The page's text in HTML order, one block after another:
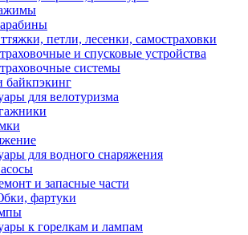
петли, лесенки, самостраховки
и спусковые устройства
системы
байкпэкинг
для велотуризма
для водного снаряжения
и запасные части
фартуки
к горелкам и лампам